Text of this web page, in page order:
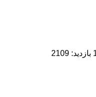
بازدید: 2109